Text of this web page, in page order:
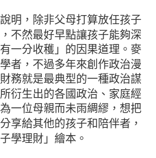
明，除非父母打算放任孩子
不然最好早點讓孩子能夠深
一分收穫」的因果道理。麥
者，不過多年來創作政治漫
務就是最典型的一種政治謀
衍生出的各國政治、家庭經
一位母親而未雨綢繆，想把
享給其他的孩子和陪伴者，
學理財」繪本。